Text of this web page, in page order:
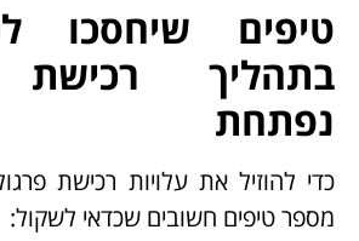
טיפים שיחסכו
בתהליך רכישת
נפתחת
כדי להוזיל את עלויות רכישת
מספר טיפים חשובים שכדאי לשקול: